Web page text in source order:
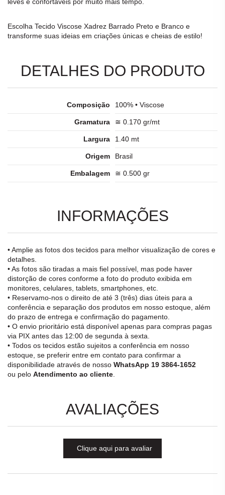
Escolha Tecido Viscose Xadrez Barrado Preto e Branco e
transforme suas ideias em criações únicas e cheias de estilo!
DETALHES DO PRODUTO
Composição 100% • Viscose
Gramatura ≅ 0.170 gr/mt
Largura 1.40 mt
Origem Brasil
Embalagem ≅ 0.500 gr
INFORMAÇÕES
• Amplie as fotos dos tecidos para melhor visualização de cores e
detalhes.
• As fotos são tiradas a mais fiel possível, mas pode haver
distorção de cores conforme a foto do produto exibida em
monitores, celulares, tablets, smartphones, etc.
• Reservamo-nos o direito de até 3 (três) dias úteis para a
conferência e separação dos produtos em nosso estoque, além
do prazo de entrega e confirmação do pagamento.
• O envio prioritário está disponível apenas para compras pagas
via PIX antes das 12:00 de segunda à sexta.
• Todos os tecidos estão sujeitos a conferência em nosso
estoque, se preferir entre em contato para confirmar a
disponibilidade através de nosso WhatsApp 19 3864-1652
ou pelo Atendimento ao cliente
AVALIAÇÕES
Clique aqui para avaliar